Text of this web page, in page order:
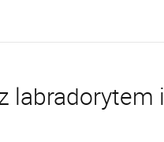
labradorytem i